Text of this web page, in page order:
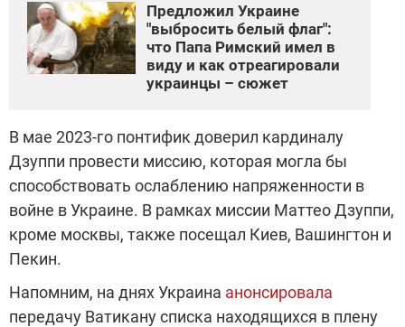
Предложил Украине
"выбросить белый флаг":
что Папа Римский имел в
виду и как отреагировали
украинцы – сюжет
В мае 2023-го понтифик доверил кардиналу
Дзуппи провести миссию, которая могла бы
способствовать ослаблению напряженности в
войне в Украине. В рамках миссии Маттео Дзуппи,
кроме москвы, также посещал Киев, Вашингтон и
Пекин.
Напомним, на днях Украина анонсировала
передачу Ватикану списка находящихся в плену